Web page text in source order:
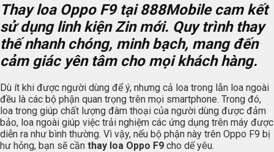
Thay loa Oppo F9 tại 888Mobile cam kết
sử dụng linh kiện Zin mới. Quy trình thay
thế nhanh chóng, minh bạch, mang đến
cảm giác yên tâm cho mọi khách hàng.
Dù ít khi được người dùng để ý, nhưng cả loa trong lẫn loa ngoài
đều là các bộ phận quan trọng trên mọi smartphone. Trong đó,
loa trong giúp chất lượng đàm thoại của người dùng được đảm
bảo, loa ngoài giúp việc trải nghiệm các ứng dụng trên máy được
diễn ra như bình thường. Vì vậy, nếu bộ phận này trên Oppo F9 bị
hư hỏng, bạn sẽ cần thay loa Oppo F9 cho dế yêu.